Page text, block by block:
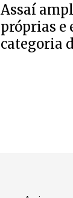
Assaí
próprias e
categoria